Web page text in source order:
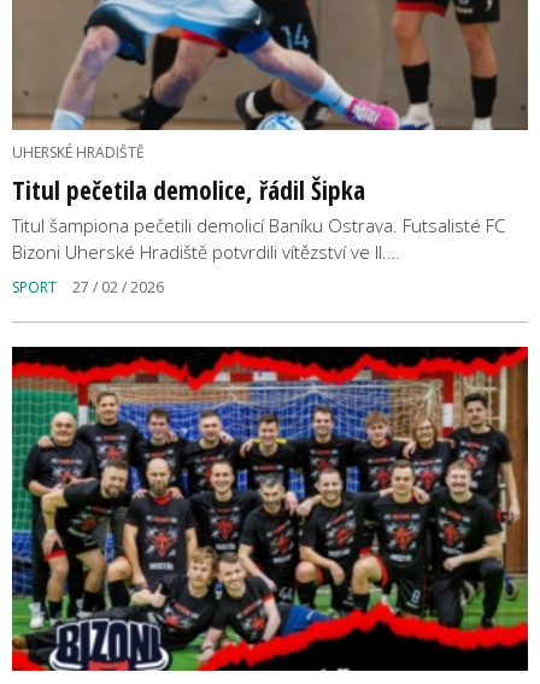
UHERSKÉ HRADIŠTĚ
Titul pečetila demolice, řádil Šipka
Titul šampiona pečetili demolicí Baníku Ostrava. Futsalisté FC
Bizoni Uherské Hradiště potvrdili vítězství ve II.…
SPORT 27 / 02 / 2026